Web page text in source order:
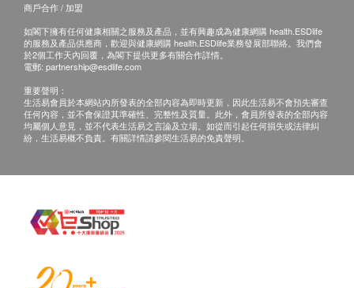
主要成份
嗜酸乳桿菌：有助減少腸道內有害細菌的數量，可
提升整體免疫力 。
鼠李糖乳桿菌：這種菌株常見於女性尿道，有助保
持尿道衛生及健康。
動物雙歧桿菌：有助舒緩多種消化毛病，如便秘及
腹瀉等，保持腸胃健康。
Nutritional information:
Energy
Protein
如有任何爭議，祈樂企業有限公司及健康網購
health.ESDlife保留最終決議權。
商戶合作 / 加盟
如閣下擁有任何健康相關之服務及產品，並有興趣成為健康網購 health.ESDlife
的服務及產品供應商，歡迎與健康網購 health.ESDlife業務發展部聯絡。我們會
於2個工作天內回覆，為閣下提供更多有關合作詳情。
電郵: partnership@esdlife.com
重要聲明：
生活易會員於本網站內所發表的全部內容為即時更新，因此生活易不會預先審查
任何內容，並不會保證其準確性、完整性及質量。此外，會員所發表的全部內容
均屬個人意見，並不代表生活易之言論及立場。如從而引起任何損失或法律糾
紛，生活易概不負責。有關詳情請參閱生活易的免責聲明。